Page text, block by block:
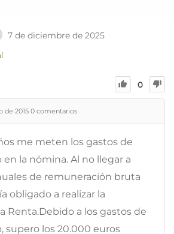
7 de diciembre de 2025
0
de 2015 0 comentarios
me meten los gastos de
la nómina. Al no llegar a
de remuneración bruta
obligado a realizar la
Renta.Debido a los gastos de
supero los 20.000 euros